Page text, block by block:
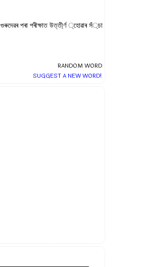
গুৰুদেৱৰ পৰা পৰীক্ষাত উত্তী্র্ণ ্হোৱাৰ সঁ্চা
RANDOM WORD
SUGGEST A NEW WORD!